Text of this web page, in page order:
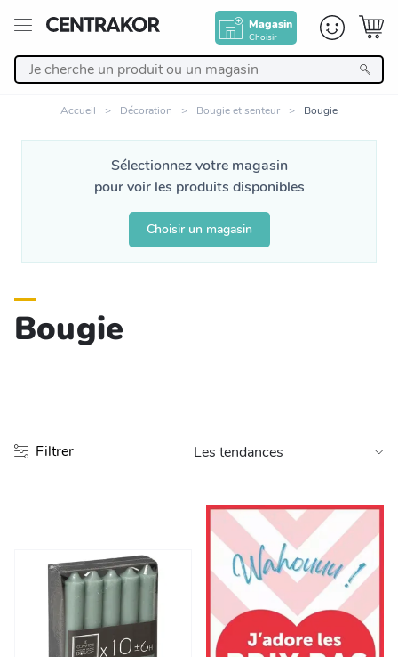
Magasin
Choisir
Nos Produits
Décoration
Linge de maison
Cuisine et art de la table
Salle de bain et beauté
Bricolage et auto
Jardin et plein air
Accueil Décoration Bougie et senteur Bougie
Sélectionnez votre magasin
pour voir les produits disponibles
Choisir un magasin
Bougie
Filtrer